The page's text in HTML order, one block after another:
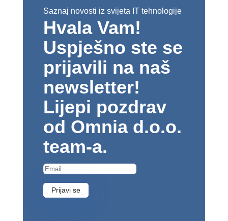
Saznaj novosti iz svijeta IT tehnologije
Hvala Vam!
Uspješno ste se
prijavili na naš
newsletter!
Lijepi pozdrav
od Omnia d.o.o.
team-a.
Prijavi se